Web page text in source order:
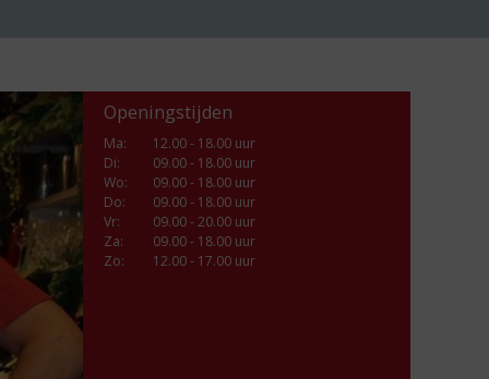
Openingstijden
Ma:
12.00 - 18.00 uur
Di:
09.00 - 18.00 uur
Wo:
09.00 - 18.00 uur
Do:
09.00 - 18.00 uur
Vr:
09.00 - 20.00 uur
Za:
09.00 - 18.00 uur
Zo:
12.00 - 17.00 uur